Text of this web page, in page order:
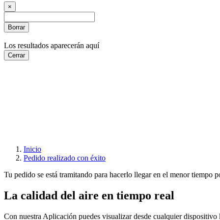
×
Borrar
Los resultados aparecerán aquí
Cerrar
Inicio
Pedido realizado con éxito
Tu pedido se está tramitando para hacerlo llegar en el menor tiempo
La calidad del aire en tiempo real
Con nuestra Aplicación puedes visualizar desde cualquier dispositivo